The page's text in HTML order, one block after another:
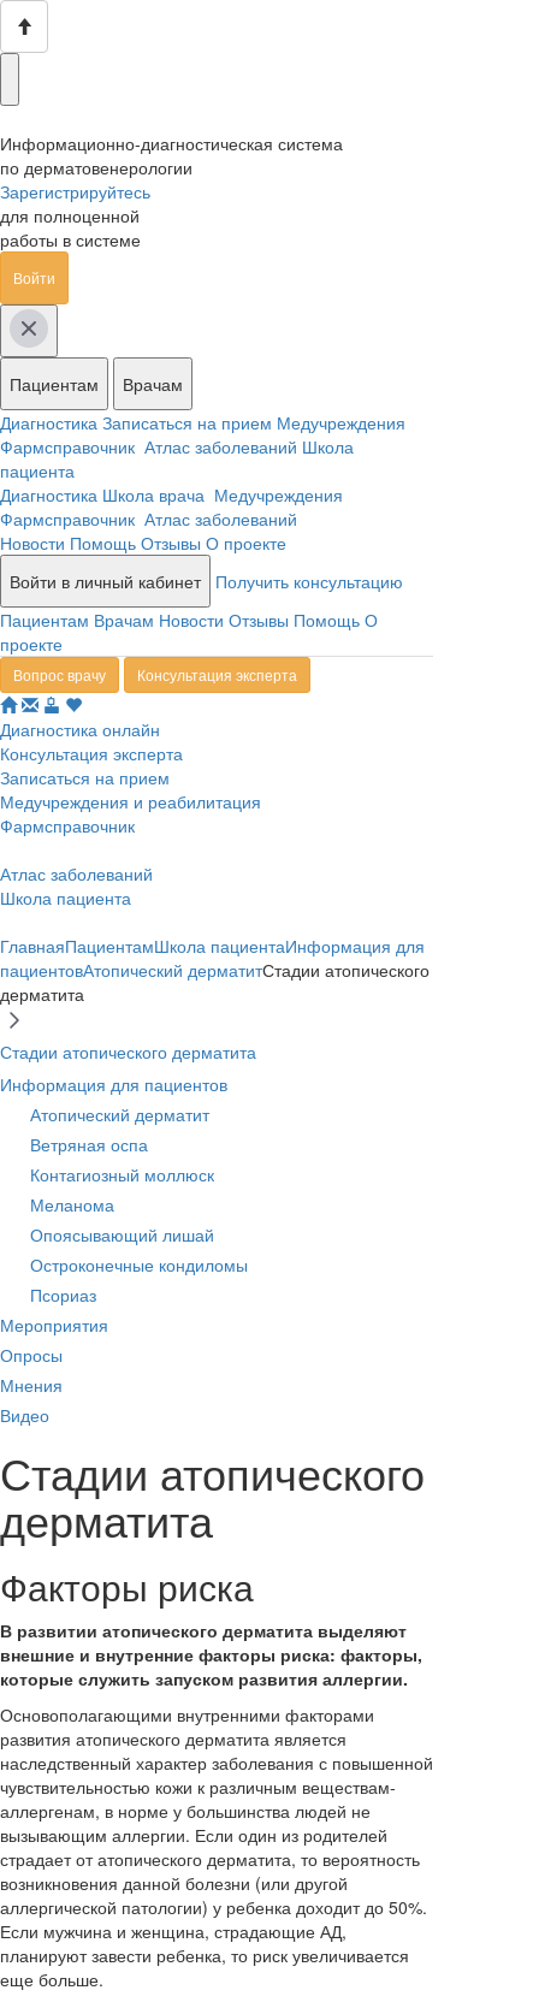
Информационно-диагностическая система
по дерматовенерологии
Зарегистрируйтесь
для полноценной
работы в системе
Войти
Пациентам
Врачам
Диагностика Записаться на прием Медучреждения
Фармсправочник Атлас заболеваний Школа
пациента
Диагностика Школа врача Медучреждения
Фармсправочник Атлас заболеваний
Новости Помощь Отзывы О проекте
Войти в личный кабинет
Получить консультацию
Пациентам Врачам Новости Отзывы Помощь О
проекте
Вопрос врачу Консультация эксперта
Диагностика онлайн
Консультация эксперта
Записаться на прием
Медучреждения и реабилитация
Фармсправочник
Атлас заболеваний
Школа пациента
ГлавнаяПациентамШкола пациентаИнформация для
пациентовАтопический дерматитСтадии атопического
дерматита
Стадии атопического дерматита
Информация для пациентов
Атопический дерматит
Ветряная оспа
Контагиозный моллюск
Меланома
Опоясывающий лишай
Остроконечные кондиломы
Псориаз
Мероприятия
Опросы
Мнения
Видео
Стадии атопического
дерматита
Факторы риска
В развитии атопического дерматита выделяют
внешние и внутренние факторы риска: факторы,
которые служить запуском развития аллергии.
Основополагающими внутренними факторами
развития атопического дерматита является
наследственный характер заболевания с повышенной
чувствительностью кожи к различным веществам-
аллергенам, в норме у большинства людей не
вызывающим аллергии. Если один из родителей
страдает от атопического дерматита, то вероятность
возникновения данной болезни (или другой
аллергической патологии) у ребенка доходит до 50%.
Если мужчина и женщина, страдающие АД,
планируют завести ребенка, то риск увеличивается
еще больше.